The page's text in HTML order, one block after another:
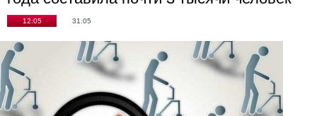
12:05 31.05